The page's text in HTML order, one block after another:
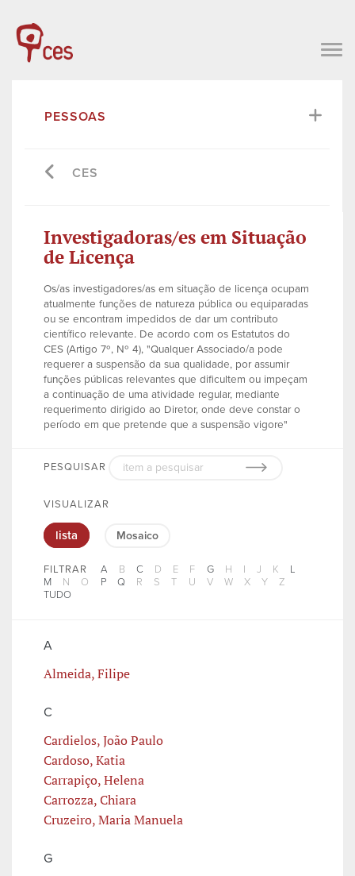
PESSOAS
CES
Investigadoras/es em Situação
de Licença
Os/as investigadores/as em situação de licença ocupam
atualmente funções de natureza pública ou equiparadas
ou se encontram impedidos de dar um contributo
científico relevante. De acordo com os Estatutos do
CES (Artigo 7º, Nº 4), "Qualquer Associado/a pode
requerer a suspensão da sua qualidade, por assumir
funções públicas relevantes que dificultem ou impeçam
a continuação de uma atividade regular, mediante
requerimento dirigido ao Diretor, onde deve constar o
período em que pretende que a suspensão vigore"
PESQUISAR
VISUALIZAR
lista Mosaico
FILTRAR A B C D E F G H I J K
L
M
N O P Q R S T U V W X Y
Z
TUDO
A
Almeida, Filipe
C
Cardielos, João Paulo
Cardoso, Katia
Carrapiço, Helena
Carrozza, Chiara
Cruzeiro, Maria Manuela
G